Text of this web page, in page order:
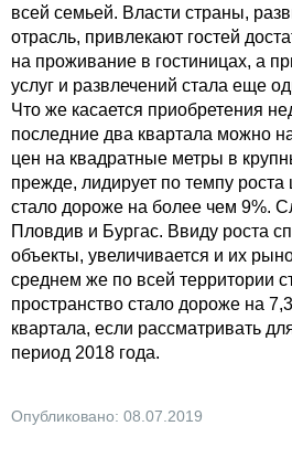
всей семьей. Власти страны,
отрасль, привлекают гостей
на проживание в гостиницах, а
услуг и развлечений стала еще
Что же касается приобретения
последние два квартала можно
цен на квадратные метры в
прежде, лидирует по темпу
стало дороже на более чем 9%.
Пловдив и Бургас. Ввиду роста
объекты, увеличивается и их
среднем же по всей территории
пространство стало дороже на
квартала, если рассматривать
период 2018 года.
Опубликовано: 08.07.2019